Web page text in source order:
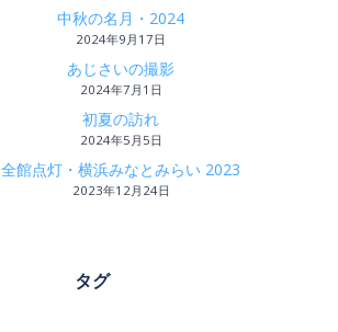
中秋の名月・2024
2024年9月17日
あじさいの撮影
2024年7月1日
初夏の訪れ
2024年5月5日
全館点灯・横浜みなとみらい 2023
2023年12月24日
タグ